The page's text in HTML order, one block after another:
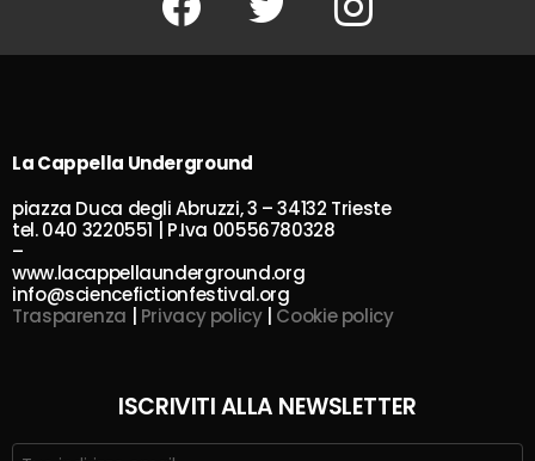
La Cappella Underground
piazza Duca degli Abruzzi, 3 – 34132 Trieste
tel. 040 3220551 | P.Iva 00556780328
–
www.lacappellaunderground.org
info@sciencefictionfestival.org
Trasparenza | Privacy policy| Cookie policy
ISCRIVITI ALLA NEWSLETTER